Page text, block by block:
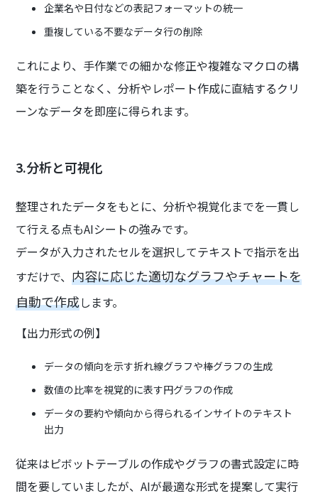
企業名や日付などの表記フォーマットの統一
重複している不要なデータ行の削除
これにより、手作業での細かな修正や複雑なマクロの構
築を行うことなく、分析やレポート作成に直結するクリ
ーンなデータを即座に得られます。
3.分析と可視化
整理されたデータをもとに、分析や視覚化までを一貫し
て行える点もAIシートの強みです。
データが入力されたセルを選択してテキストで指示を出
すだけで、内容に応じた適切なグラフやチャートを
自動で作成します。
【出力形式の例】
データの傾向を示す折れ線グラフや棒グラフの生成
数値の比率を視覚的に表す円グラフの作成
データの要約や傾向から得られるインサイトのテキスト
出力
従来はピボットテーブルの作成やグラフの書式設定に時
間を要していましたが、AIが最適な形式を提案して実行